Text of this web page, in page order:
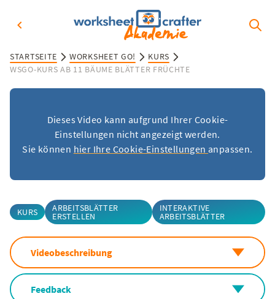
STARTSEITE WORKSHEET GO!
KURS
WSGO-KURS AB 11 BÄUME BLÄTTER FRÜCHTE
Dieses Video kann aufgrund Ihrer Cookie-
Einstellungen nicht angezeigt werden.
Sie können hier Ihre Cookie-Einstellungen anpassen.
KURS ARBEITSBLÄTTER
ERSTELLEN
INTERAKTIVE
ARBEITSBLÄTTER
Videobeschreibung
Feedback